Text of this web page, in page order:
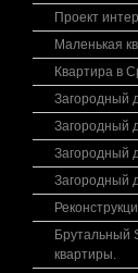
Проект
Маленькая
Квартира в
Загородный
Загородный
Загородный
Загородный
Брутальный
квартиры.